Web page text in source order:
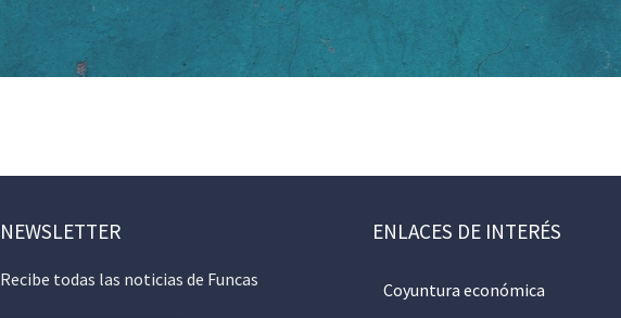
NEWSLETTER
Recibe todas las noticias de Funcas
ENLACES DE INTERÉS
Coyuntura económica